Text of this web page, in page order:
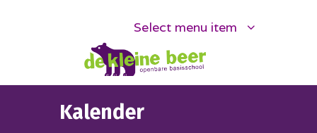
Select menu item
Kalender